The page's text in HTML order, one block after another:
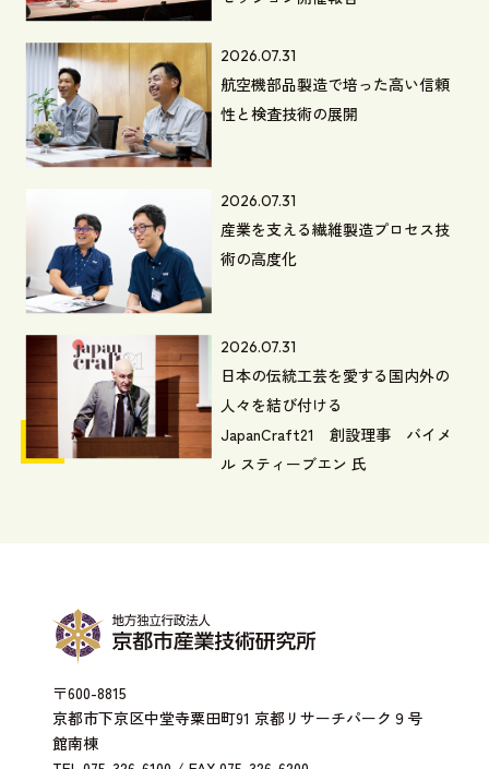
2026.07.31
航空機部品製造で培った高い信頼
性と検査技術の展開
2026.07.31
産業を支える繊維製造プロセス技
術の高度化
2026.07.31
日本の伝統工芸を愛する国内外の
人々を結び付ける
JapanCraft21 創設理事 バイメ
ル スティーブエン 氏
〒600-8815
京都市下京区中堂寺粟田町91 京都リサーチパーク９号
館南棟